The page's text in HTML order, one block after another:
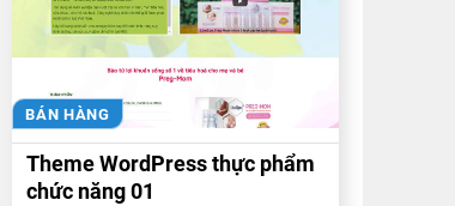
BÁN HÀNG
Theme WordPress thực phẩm
chức năng 01